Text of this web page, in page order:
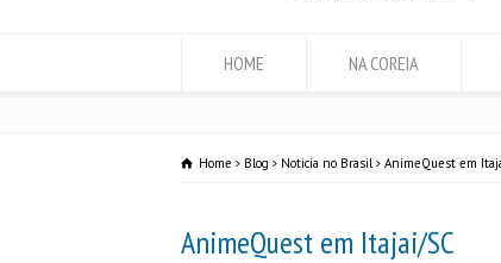
HOME NA COREIA
Home Blog Noticia no Brasil AnimeQuest em
AnimeQuest em Itajai/SC